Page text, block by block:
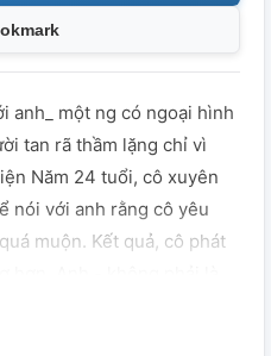
anh_ một ng có ngoại hình
tan rã thầm lặng chỉ vì
Năm 24 tuổi, cô xuyên
nói với anh rằng cô yêu
muộn. Kết quả, cô phát
ko phải một chàng sinh
1 ng có tính cách dịu